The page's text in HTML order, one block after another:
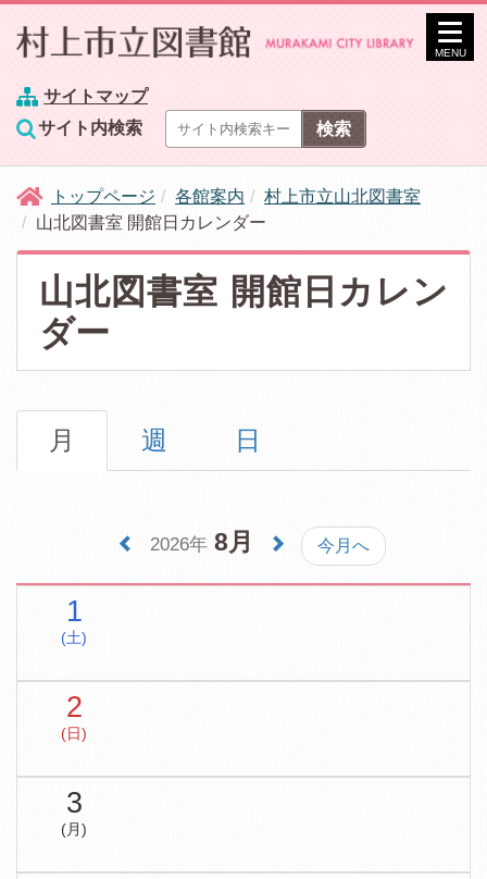
サイトマップ
サイト内検索
MENU
トップページ 各館案内
村上市立山北図書室
山北図書室 開館日カレンダー
山北図書室 開館日カレン
ダー
月 週 日
2026年8月 今月へ
1
(土)
2
(日)
3
(月)